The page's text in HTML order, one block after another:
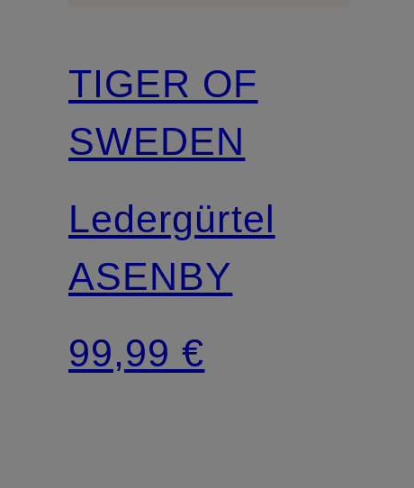
TIGER OF
SWEDEN
Ledergürtel
ASENBY
99,99 €